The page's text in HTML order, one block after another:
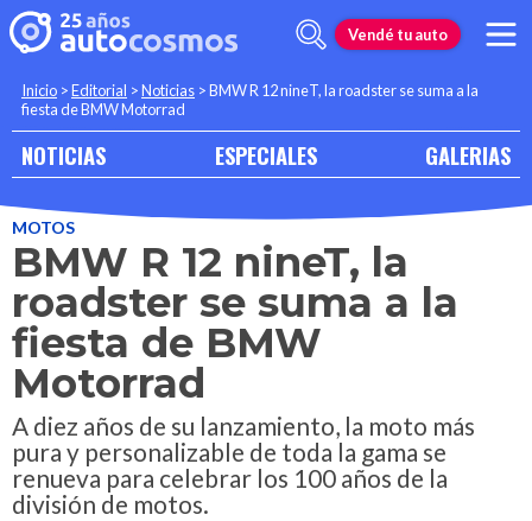
Vendé tu auto
Inicio >Editorial >Noticias >BMW R 12 nineT, la roadster se suma a la
fiesta de BMW Motorrad
NOTICIAS ESPECIALES GALERIAS
MOTOS
BMW R 12 nineT, la
roadster se suma a la
fiesta de BMW
Motorrad
A diez años de su lanzamiento, la moto más
pura y personalizable de toda la gama se
renueva para celebrar los 100 años de la
división de motos.